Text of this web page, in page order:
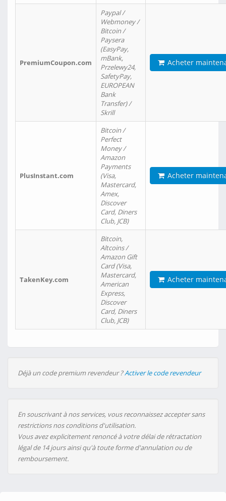
PremiumCoupon.com
Paypal /
Webmoney /
Bitcoin /
Paysera
(EasyPay,
mBank,
Przelewy24,
SafetyPay,
EUROPEAN
Bank
Transfer) /
Skrill
Acheter
PlusInstant.com
Bitcoin /
Perfect
Money /
Amazon
Payments
(Visa,
Mastercard,
Amex,
Discover
Card, Diners
Club, JCB)
Acheter
TakenKey.com
Bitcoin,
Altcoins /
Amazon Gift
Card (Visa,
Mastercard,
American
Express,
Discover
Card, Diners
Club, JCB)
Acheter
Déjà un code premium revendeur ?Activer le code revendeur
En souscrivant à nos services, vous reconnaissez accepter sans
restrictions nos conditions d'utilisation.
Vous avez explicitement renoncé à votre délai de rétractation
légal de 14 jours ainsi qu'à toute forme d'annulation ou de
remboursement.